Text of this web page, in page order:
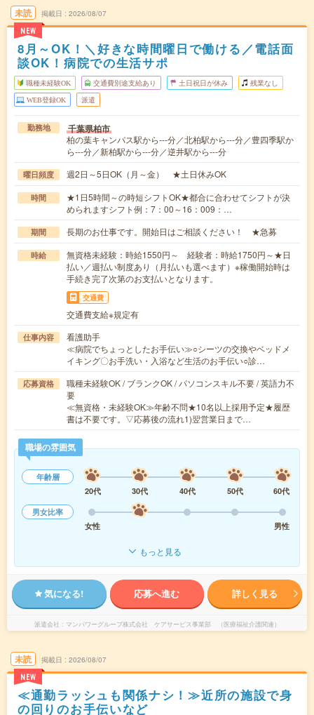
未読
NEW
掲載日 2026/08/07
8月～OK！＼好きな時間曜日で働ける／電話面
談OK！病院での生活サポ
職種未経験OK 交通費別途支給あり 土日祝日が休み 残業なし
WEB登録OK 派遣
勤務地 千葉県柏市
柏の葉キャンパス駅から---分／北柏駅から---分／豊四季駅か
ら---分／新柏駅から---分／逆井駅から---分
曜日頻度 週2日～5日OK（月～金） ★土日休みOK
時間
★1日5時間～の時短シフトOK★都合に合わせてシフトが決
められますシフト例：7：00～16：009：…
期間 長期のお仕事です。開始日はご相談ください！ ★急募
時給
無資格未経験：時給1550円～ 経験者：時給1750円～★日
払い／週払い制度あり（月払いも選べます）※稼働開始時は
手続き完了次第のお支払いとなります。
交通費
交通費支給※規定有
仕事内容
看護助手
≪病院でちょっとしたお手伝い≫○シーツの交換やベッドメ
イキング〇お手洗い・入浴など生活のお手伝い○診…
応募資格
職種未経験OK / ブランクOK / パソコンスキル不要 / 英語力不
要
≪無資格・未経験OK≫年齢不問★10名以上採用予定★履歴
書は不要です。▽応募後の流れ1)翌営業日まで…
職場の雰囲気
年齢層
20代
30代 40代 50代
60代
男女比率
女性
男性
もっと見る
気になる! 応募へ進む 詳しく見る
派遣会社 マンパワーグループ株式会社 ケアサービス事業部 （医療福祉介護関連）
未読
NEW
掲載日 2026/08/07
≪通勤ラッシュも関係ナシ！≫近所の施設で身
の回りのお手伝いなど